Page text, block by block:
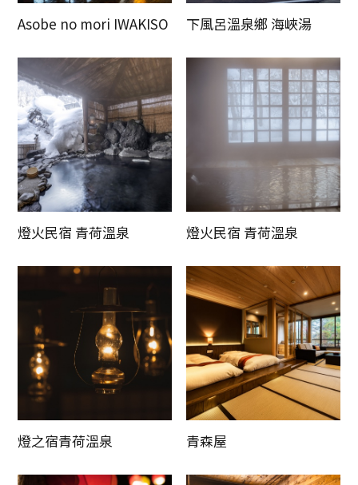
Asobe no mori IWAKISO 下風呂溫泉鄉 海峽湯
燈火民宿 青荷溫泉 燈火民宿 青荷溫泉
燈之宿青荷溫泉 青森屋